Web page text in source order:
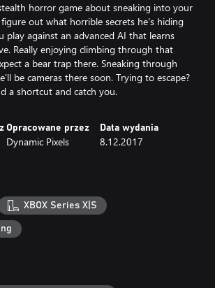
horror game about sneaking into your
out what horrible secrets he's hiding
play against an advanced AI that learns
Really enjoying climbing through that
a bear trap there. Sneaking through
be cameras there soon. Trying to escape?
a shortcut and catch you.
Opracowane przez
Dynamic Pixels
Data wydania
8.12.2017
XBOX Series X|S